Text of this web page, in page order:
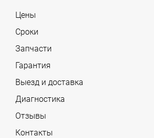
Цены
Сроки
Запчасти
Гарантия
Выезд и доставка
Диагностика
Отзывы
Контакты